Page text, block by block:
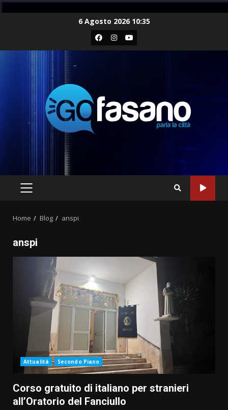
6 Agosto 2026 10:35
Facebook
Instagram
Youtube
PRIMARY
Home Blog anspi
anspi
Attualità Secondo Piano
Corso gratuito di italiano per stranieri
all’Oratorio del Fanciullo